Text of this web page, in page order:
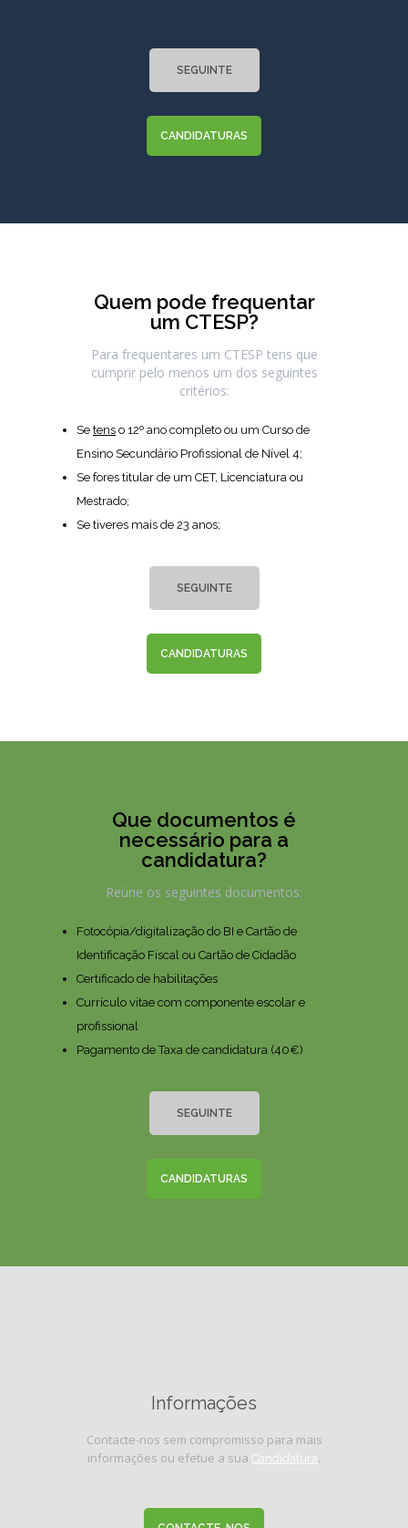
SEGUINTE
CANDIDATURAS
Quem pode frequentar
um CTESP?
Para frequentares um CTESP tens que
cumprir pelo menos um dos seguintes
critérios:
Se tens o 12º ano completo ou um Curso de
Ensino Secundário Profissional de Nível 4;
Se fores titular de um CET, Licenciatura ou
Mestrado;
Se tiveres mais de 23 anos;
SEGUINTE
CANDIDATURAS
Que documentos é
necessário para a
candidatura?
Reúne os seguintes documentos:
Fotocópia/digitalização do BI e Cartão de
Identificação Fiscal ou Cartão de Cidadão
Certificado de habilitações
Currículo vitae com componente escolar e
profissional
Pagamento de Taxa de candidatura (40€)
SEGUINTE
CANDIDATURAS
Informações
Contacte-nos sem compromisso para mais
informações ou efetue a sua Candidatura.